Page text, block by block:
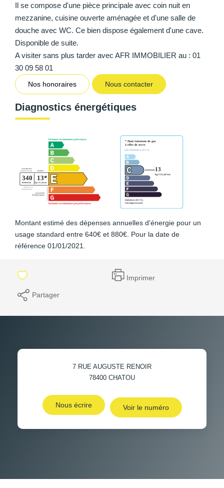
Il se compose d'une pièce principale avec coin nuit en
mezzanine, cuisine ouverte aménagée et d'une salle de
douche avec WC. Ce bien dispose également d'une cave.
Disponible de suite.
A visiter sans plus tarder avec AFR IMMOBILIER au : 01
30 09 58 01
Nos honoraires Nous contacter
Diagnostics énergétiques
Montant estimé des dépenses annuelles d'énergie pour un
usage standard entre 640€ et 880€. Pour la date de
référence 01/01/2021.
Imprimer
Partager
7 RUE AUGUSTE RENOIR
78400 CHATOU
Nous écrire Voir le numéro